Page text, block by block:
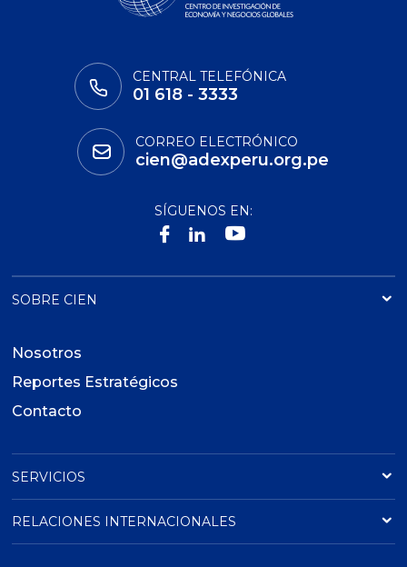
CENTRAL TELEFÓNICA
01 618 - 3333
CORREO ELECTRÓNICO
cien@adexperu.org.pe
SÍGUENOS EN:
SOBRE CIEN
Nosotros
Reportes Estratégicos
Contacto
SERVICIOS
RELACIONES INTERNACIONALES